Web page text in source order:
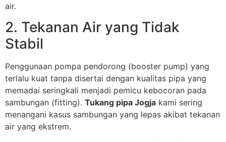
air.
2. Tekanan Air yang Tidak
Stabil
Penggunaan pompa pendorong (booster pump) yang
terlalu kuat tanpa disertai dengan kualitas pipa yang
memadai seringkali menjadi pemicu kebocoran pada
sambungan (fitting). Tukang pipa Jogja kami sering
menangani kasus sambungan yang lepas akibat tekanan
air yang ekstrem.